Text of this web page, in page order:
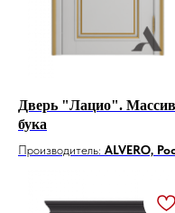
Дверь "Лацио". Массив
бука
Производитель: ALVERO,